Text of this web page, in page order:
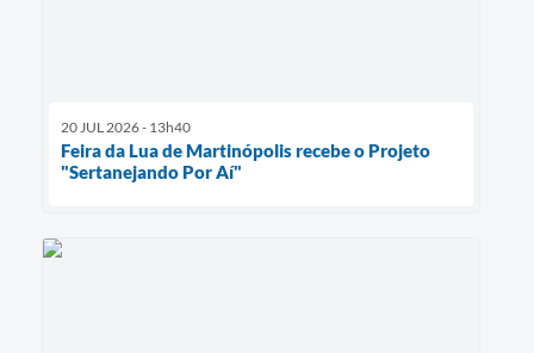
20 JUL 2026 - 13h40
Feira da Lua de Martinópolis recebe o Projeto
"Sertanejando Por Aí"